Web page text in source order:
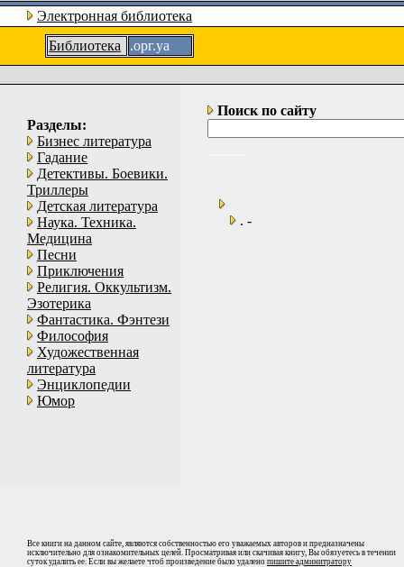
Электронная библиотека
Библиотека
.орг.уа
Разделы:
Бизнес литература
Гадание
Детективы. Боевики.
Триллеры
Детская литература
Наука. Техника.
Медицина
Песни
Приключения
Религия. Оккультизм.
Эзотерика
Фантастика. Фэнтези
Философия
Художественная
литература
Энциклопедии
Юмор
Поиск по сайту
. -
Все книги на данном сайте, являются собственностью его уважаемых авторов и предназначены
исключительно для ознакомительных целей. Просматривая или скачивая книгу, Вы обязуетесь в течении
суток удалить ее. Если вы желаете чтоб произведение было удалено пишите админитратору